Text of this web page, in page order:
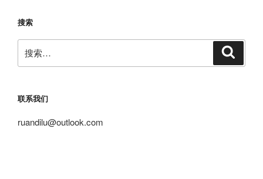
搜索
索：
联系我们
ruandilu@outlook.com